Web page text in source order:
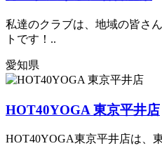
私達のクラブは、地域の皆さ
トです！..
愛知県
HOT40YOGA 東京平井店
HOT40YOGA東京平井店は、